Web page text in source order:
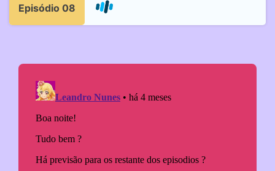
Episódio 08